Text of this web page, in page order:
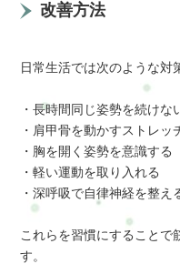
改善方法
日常生活では次のような対
・長時間同じ姿勢を続けな
・肩甲骨を動かすストレッ
・胸を開く姿勢を意識する
・軽い運動を取り入れる
・深呼吸で自律神経を整え
これらを習慣にすることで
す。